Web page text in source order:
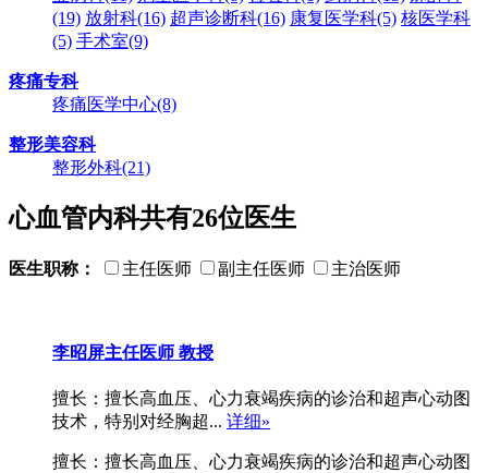
(19) 放射科(16) 超声诊断科(16) 康复医学科(5) 核医学科
(5) 手术室(9)
疼痛专科
疼痛医学中心(8)
整形美容科
整形外科(21)
心血管内科共有26位医生
医生职称： 主任医师 副主任医师 主治医师
李昭屏主任医师 教授
擅长：擅长高血压、心力衰竭疾病的诊治和超声心动图
技术，特别对经胸超... 详细»
擅长：擅长高血压、心力衰竭疾病的诊治和超声心动图